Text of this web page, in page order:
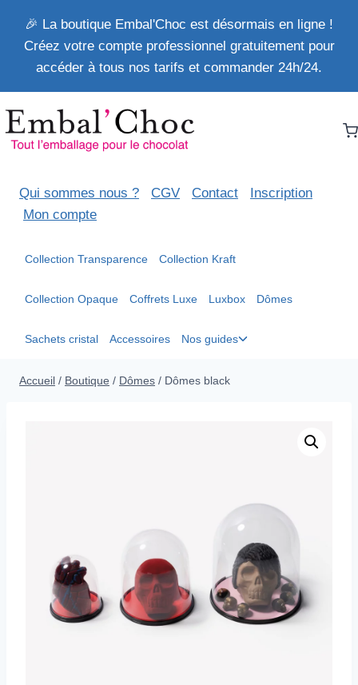
contenu
🎉 La boutique Embal'Choc est désormais en ligne !
Créez votre compte professionnel gratuitement pour
accéder à tous nos tarifs et commander 24h/24.
Qui sommes nous ? CGV Contact
Inscription
Mon compte
Collection Transparence Collection Kraft
Collection Opaque Coffrets Luxe Luxbox Dômes
Sachets cristal Accessoires Nos guides
Accueil / Boutique / Dômes / Dômes black